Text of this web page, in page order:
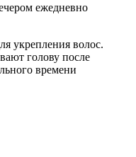
ежедневно
укрепления волос.
голову после
времени